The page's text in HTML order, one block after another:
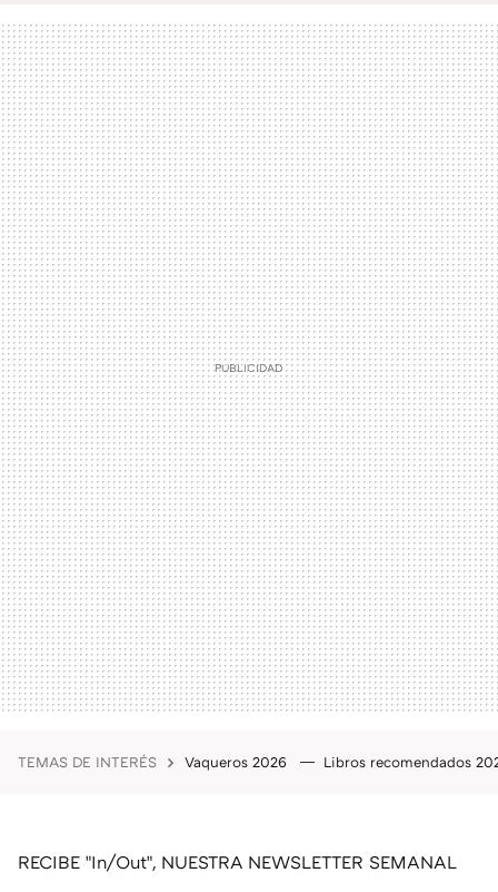
TEMAS DE INTERÉS Vaqueros 2026 Libros recomendados
RECIBE "In/Out", NUESTRA NEWSLETTER SEMANAL